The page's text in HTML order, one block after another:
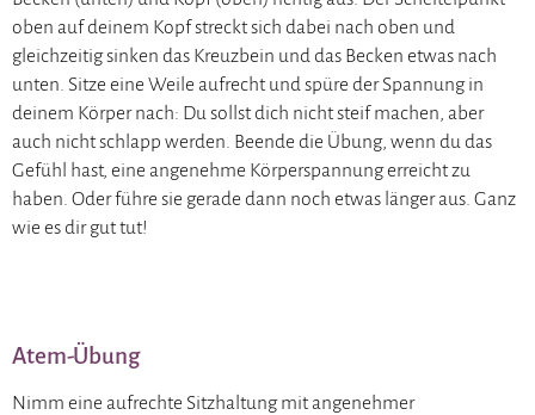
oben auf deinem Kopf streckt sich dabei nach oben und
gleichzeitig sinken das Kreuzbein und das Becken etwas nach
unten. Sitze eine Weile aufrecht und spüre der Spannung in
deinem Körper nach: Du sollst dich nicht steif machen, aber
auch nicht schlapp werden. Beende die Übung, wenn du das
Gefühl hast, eine angenehme Körperspannung erreicht zu
haben. Oder führe sie gerade dann noch etwas länger aus. Ganz
wie es dir gut tut!
Atem-Übung
Nimm eine aufrechte Sitzhaltung mit angenehmer